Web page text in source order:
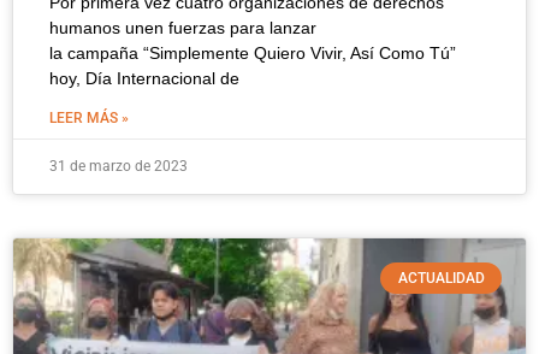
humanos unen fuerzas para lanzar
la campaña “Simplemente Quiero Vivir, Así Como Tú”
hoy, Día Internacional de
LEER MÁS »
31 de marzo de 2023
ACTUALIDAD